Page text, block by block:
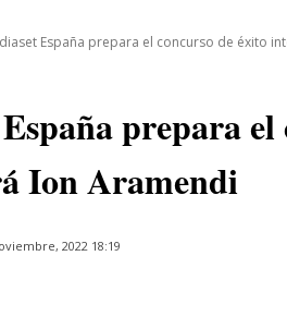
España prepara el concurso de éxito
prepara el
Ion Aramendi
2022 18:19